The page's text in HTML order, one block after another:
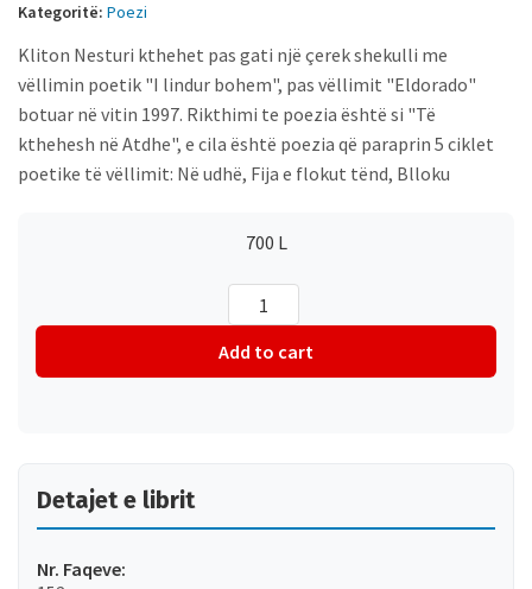
Kategoritë: Poezi
Kliton Nesturi kthehet pas gati një çerek shekulli me
vëllimin poetik "I lindur bohem", pas vëllimit "Eldorado"
botuar në vitin 1997. Rikthimi te poezia është si "Të
kthehesh në Atdhe", e cila është poezia që paraprin 5 ciklet
poetike të vëllimit: Në udhë, Fija e flokut tënd, Blloku
700 L
lindur
bohem
quantity
Add to cart
Detajet e librit
Nr. Faqeve: